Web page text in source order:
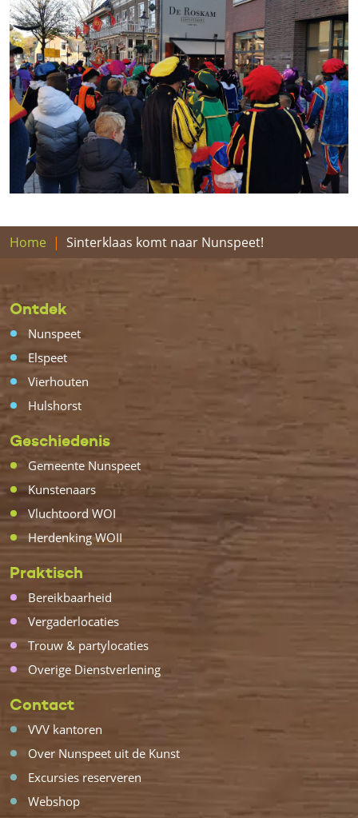
Home Sinterklaas komt naar Nunspeet!
Ontdek
Nunspeet
Elspeet
Vierhouten
Hulshorst
Geschiedenis
Gemeente Nunspeet
Kunstenaars
Vluchtoord WOI
Herdenking WOII
Praktisch
Bereikbaarheid
Vergaderlocaties
Trouw & partylocaties
Overige Dienstverlening
Contact
VVV kantoren
Over Nunspeet uit de Kunst
Excursies reserveren
Webshop